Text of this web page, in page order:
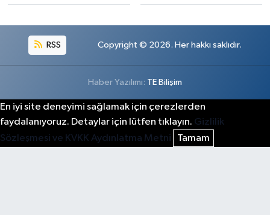
RSS Copyright © 2026. Her hakkı saklıdır.
Haber Yazılımı: TE Bilişim
En iyi site deneyimi sağlamak için çerezlerden
faydalanıyoruz. Detaylar için lütfen tıklayın. Gizlilik
Sözleşmesi ve KVKK Aydınlatma Metni
Tamam